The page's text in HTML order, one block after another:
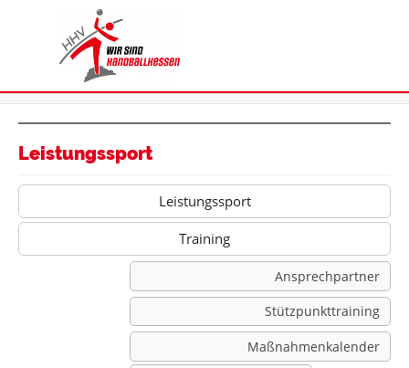
Leistungssport
Leistungssport
Training
Ansprechpartner
Stützpunkttraining
Maßnahmenkalender